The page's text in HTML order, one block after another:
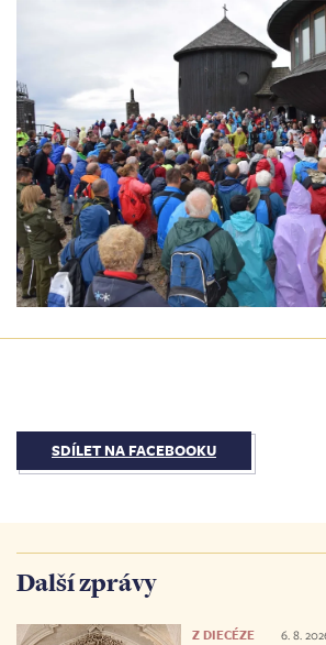
SDÍLET NA FACEBOOKU
Další zprávy
Z DIECÉZE 6. 8.